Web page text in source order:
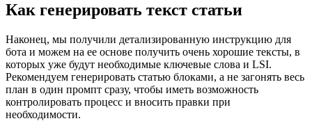
Как генерировать текст статьи
Наконец, мы получили детализированную инструкцию для
бота и можем на ее основе получить очень хорошие тексты, в
которых уже будут необходимые ключевые слова и LSI.
Рекомендуем генерировать статью блоками, а не загонять весь
план в один промпт сразу, чтобы иметь возможность
контролировать процесс и вносить правки при
необходимости.